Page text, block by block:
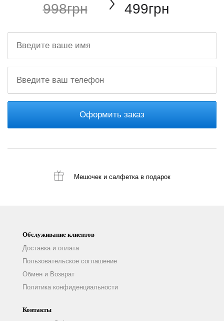
998грн 499грн
Оформить заказ
Мешочек и салфеткав подарок
Обслуживание клиентов
Доставка и оплата
Пользовательское соглашение
Обмен и Возврат
Политика конфиденциальности
Контакты